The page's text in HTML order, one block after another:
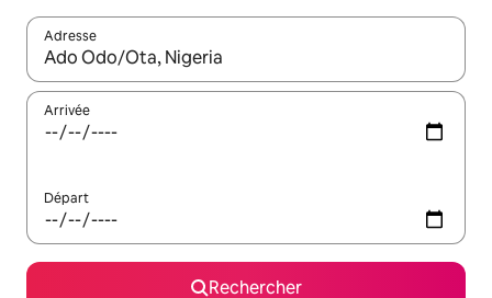
Adresse
Lorsque les résultats s'affichent, utilisez les flèches vers le
Arrivée
Départ
Rechercher